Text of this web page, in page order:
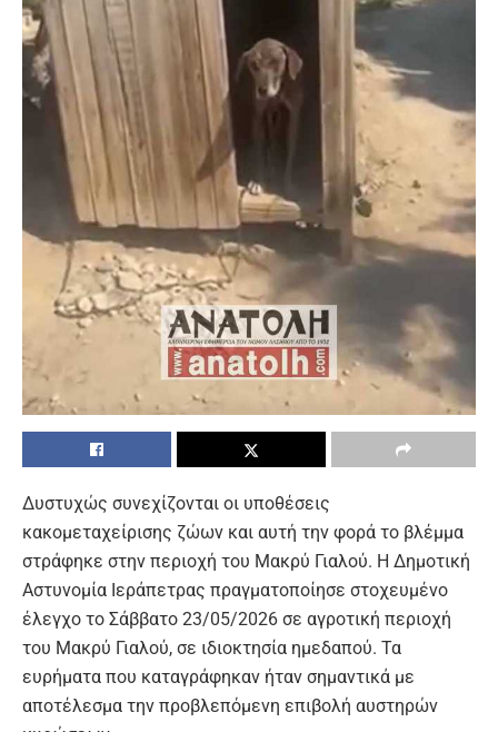
Δυστυχώς συνεχίζονται οι υποθέσεις
κακομεταχείρισης ζώων και αυτή την φορά το βλέμμα
στράφηκε στην περιοχή του Μακρύ Γιαλού. Η Δημοτική
Αστυνομία Ιεράπετρας πραγματοποίησε στοχευμένο
έλεγχο το Σάββατο 23/05/2026 σε αγροτική περιοχή
του Μακρύ Γιαλού, σε ιδιοκτησία ημεδαπού. Τα
ευρήματα που καταγράφηκαν ήταν σημαντικά με
αποτέλεσμα την προβλεπόμενη επιβολή αυστηρών